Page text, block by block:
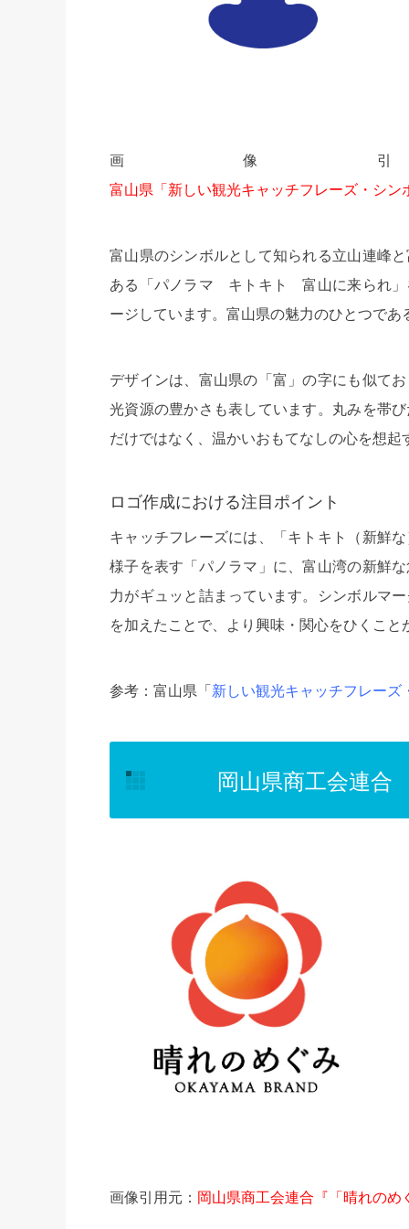
画像
富山県「新しい観光キャッチフレーズ・シ
富山県のシンボルとして知られる立山連峰
ある「パノラマ キトキト 富山に来られ」
ージしています。富山県の魅力のひとつで
デザインは、富山県の「富」の字にも似て
光資源の豊かさも表しています。丸みを帯
だけではなく、温かいおもてなしの心を想起
ロゴ作成における注目ポイント
キャッチフレーズには、「キトキト（新鮮
様子を表す「パノラマ」に、富山湾の新鮮
力がギュッと詰まっています。シンボルマ
を加えたことで、より興味・関心をひくこと
参考：富山県「新しい観光キャッチフレー
岡山県商工会連合
画像引用元： 岡山県商工会連合『「晴れの